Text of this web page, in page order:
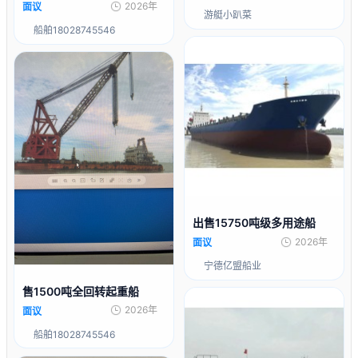
面议 2026年
船舶18028745546
售1500吨全回转起重船
面议 2026年
船舶18028745546
游艇小趴菜
出售15750吨级多用途船
面议 2026年
宁德亿盟船业